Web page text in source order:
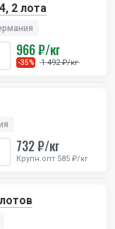
2 лота
966 ₽/кг
-35% 1 492 ₽/кг
732 ₽/кг
Крупн.опт 585 ₽/кг